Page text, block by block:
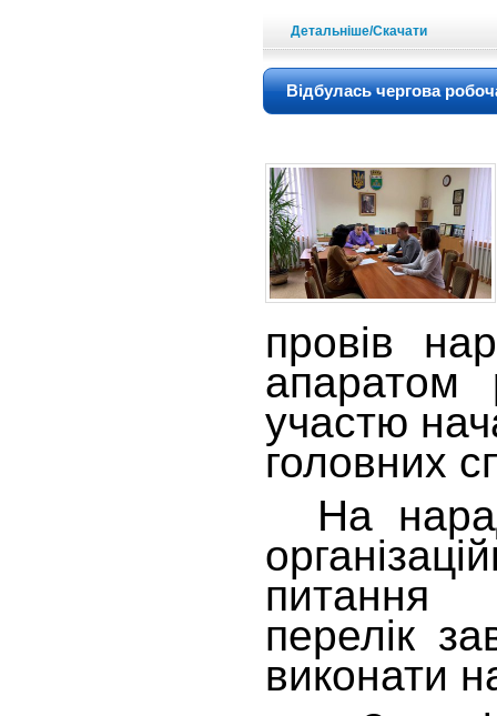
Детальніше/Скачати
Відбулась чергова
провів
апаратом
участю
головних
На
перелік
виконати